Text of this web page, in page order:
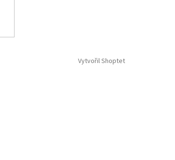
Vytvořil Shoptet